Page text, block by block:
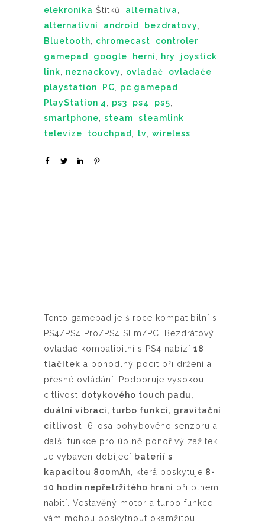
elekronika Štítků: alternativa
alternativni
android bezdratovy
Bluetooth
chromecast controler
gamepad
google herni hry joystick
link
neznackovy ovladač
ovladače
playstation
PC pc gamepad
PlayStation 4
ps3 ps4 ps5
smartphone
steam steamlink
televize
touchpad tv wireless
Tento gamepad je široce kompatibilní s
PS4/PS4 Pro/PS4 Slim/PC. Bezdrátový
ovladač kompatibilní s PS4 nabízí 18
tlačítek a pohodlný pocit při držení a
přesné ovládání. Podporuje vysokou
citlivost dotykového touch padu,
duální vibraci, turbo funkci, gravitační
citlivost , 6-osa pohybového senzoru a
další funkce pro úplně ponořivý zážitek.
Je vybaven dobíjecí baterií s
kapacitou 800mAh , která poskytuje 8-
10 hodin nepřetržitého hraní při plném
nabití. Vestavěný motor a turbo funkce
vám mohou poskytnout okamžitou